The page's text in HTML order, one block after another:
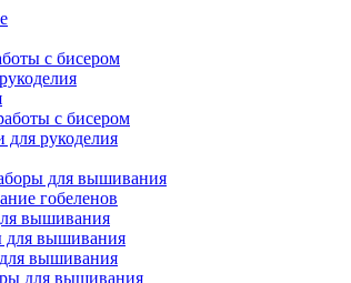
с бисером
с бисером
рукоделия
для вышивания
гобеленов
вышивания
вышивания
вышивания
для вышивания